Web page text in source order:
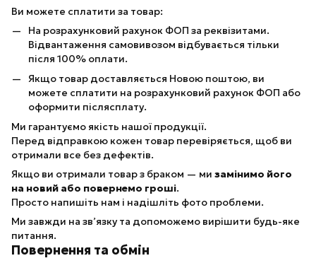
Ви можете сплатити за товар:
На розрахунковий рахунок ФОП за реквізитами.
Відвантаження самовивозом відбувається тільки
після 100% оплати.
Якщо товар доставляється Новою поштою, ви
можете сплатити на розрахунковий рахунок ФОП або
оформити післясплату.
Ми гарантуємо якість нашої продукції.
Перед відправкою кожен товар перевіряється, щоб ви
отримали все без дефектів.
Якщо ви отримали товар з браком — ми замінимо його
на новий або повернемо гроші.
Просто напишіть нам і надішліть фото проблеми.
Ми завжди на зв’язку та допоможемо вирішити будь-яке
питання.
Повернення та обмін